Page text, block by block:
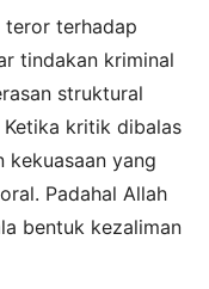
teror terhadap
tindakan kriminal
struktural
kritik dibalas
kekuasaan yang
Padahal Allah
bentuk kezaliman